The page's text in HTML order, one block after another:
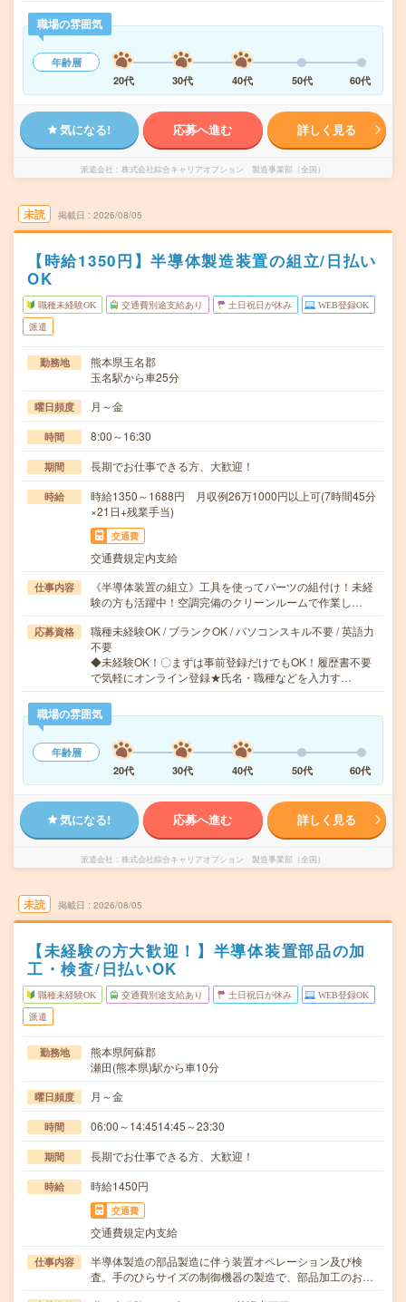
職場の雰囲気
年齢層
20代
30代 40代 50代 60代
気になる! 応募へ進む 詳しく見る
派遣会社 株式会社綜合キャリアオプション 製造事業部（全国）
未読 掲載日 2026/08/05
【時給1350円】半導体製造装置の組立/日払い
OK
職種未経験OK 交通費別途支給あり 土日祝日が休み WEB登録OK
派遣
勤務地
熊本県玉名郡
玉名駅から車25分
曜日頻度 月～金
時間 8:00～16:30
期間 長期でお仕事できる方、大歓迎！
時給
時給1350～1688円 月収例26万1000円以上可(7時間45分
×21日+残業手当)
交通費
交通費規定内支給
仕事内容
《半導体装置の組立》工具を使ってパーツの組付け！未経
験の方も活躍中！空調完備のクリーンルームで作業し…
応募資格
職種未経験OK / ブランクOK / パソコンスキル不要 / 英語力
不要
◆未経験OK！〇まずは事前登録だけでもOK！履歴書不要
で気軽にオンライン登録★氏名・職種などを入力す…
職場の雰囲気
年齢層
20代
30代 40代 50代 60代
気になる! 応募へ進む 詳しく見る
派遣会社 株式会社綜合キャリアオプション 製造事業部（全国）
未読 掲載日 2026/08/05
【未経験の方大歓迎！】半導体装置部品の加
工・検査/日払いOK
職種未経験OK 交通費別途支給あり 土日祝日が休み WEB登録OK
派遣
勤務地
熊本県阿蘇郡
瀬田(熊本県)駅から車10分
曜日頻度 月～金
時間 06:00～14:4514:45～23:30
期間 長期でお仕事できる方、大歓迎！
時給 時給1450円
交通費
交通費規定内支給
仕事内容
半導体製造の部品製造に伴う装置オペレーション及び検
査。手のひらサイズの制御機器の製造で、部品加工のお…